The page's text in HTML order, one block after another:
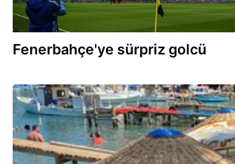
Fenerbahçe'ye sürpriz golcü
12:43